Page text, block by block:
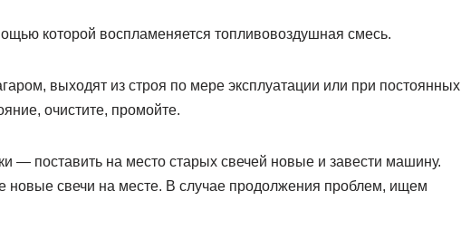
которой воспламеняется топливовоздушная смесь.
выходят из строя по мере эксплуатации или при постоянных
очистите, промойте.
— поставить на место старых свечей новые и завести машину.
новые свечи на месте. В случае продолжения проблем, ищем